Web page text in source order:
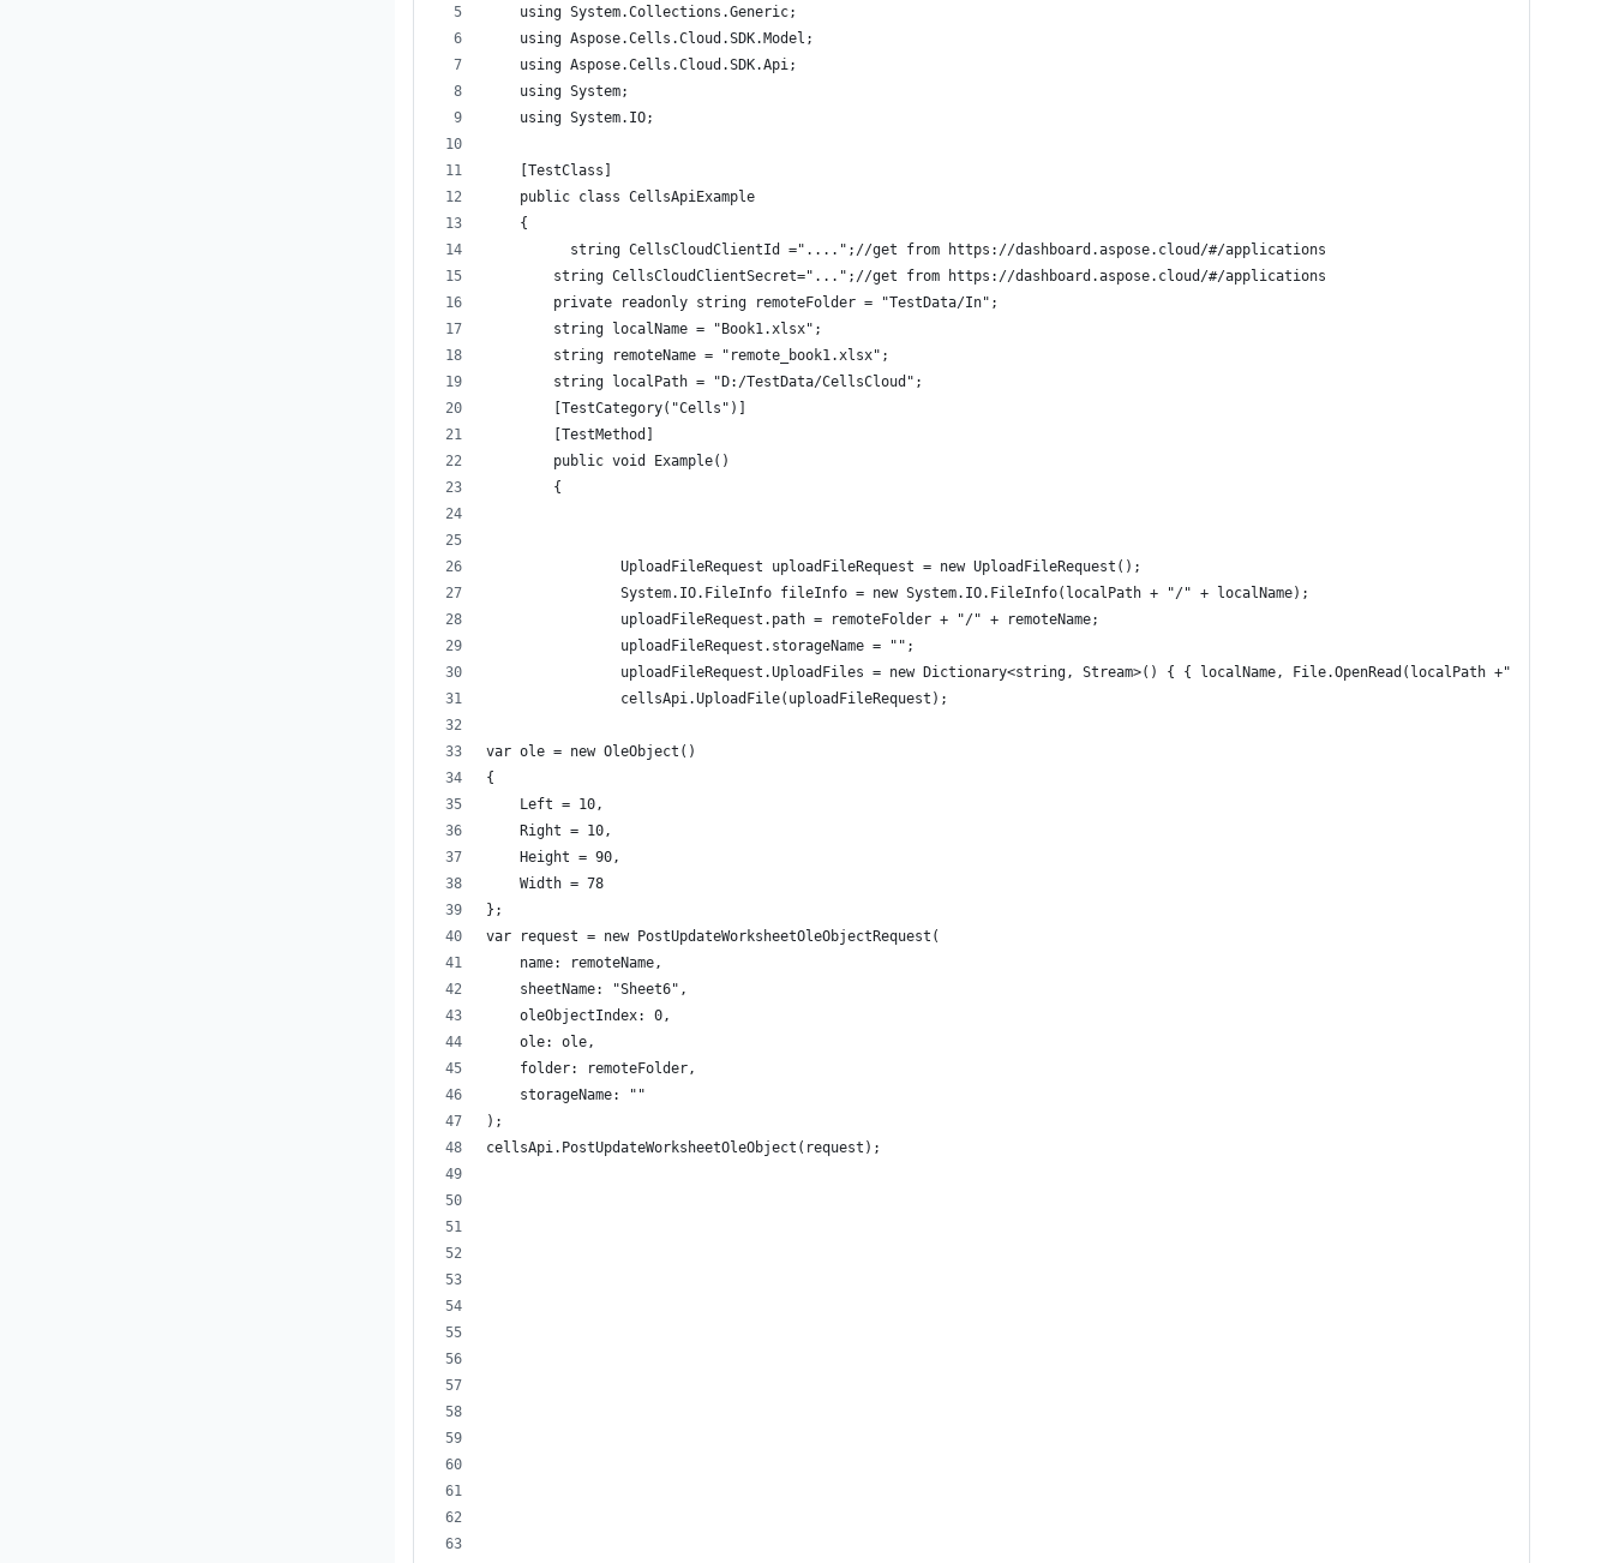
    using System.Collections.Generic;
    using Aspose.Cells.Cloud.SDK.Model;
    using Aspose.Cells.Cloud.SDK.Api;
    using System;
    using System.IO;
    [TestClass]
    public class CellsApiExample
    {
          string CellsCloudClientId ="....";//get from https://dashboard.aspose.cloud/#/applications
        string CellsCloudClientSecret="...";//get from https://dashboard.aspose.cloud/#/applications
        private readonly string remoteFolder = "TestData/In";
        string localName = "Book1.xlsx";
        string remoteName = "remote_book1.xlsx";
        string localPath = "D:/TestData/CellsCloud";
        [TestCategory("Cells")]
        [TestMethod]
        public void Example()
        {
                UploadFileRequest uploadFileRequest = new UploadFileRequest();
                System.IO.FileInfo fileInfo = new System.IO.FileInfo(localPath + "/" + localName);
                uploadFileRequest.path = remoteFolder + "/" + remoteName;
                uploadFileRequest.storageName = "";
uploadFileRequest.UploadFiles = new Dictionary<string, Stream>() { { localName, File.OpenRead(localPath +"/"+
                cellsApi.UploadFile(uploadFileRequest);
var ole = new OleObject()
{
    Left = 10,
    Right = 10,
    Height = 90,
    Width = 78
};
var request = new PostUpdateWorksheetOleObjectRequest(
    name: remoteName,
    sheetName: "Sheet6",
    oleObjectIndex: 0,
    ole: ole,
    folder: remoteFolder,
    storageName: ""
);
cellsApi.PostUpdateWorksheetOleObject(request);